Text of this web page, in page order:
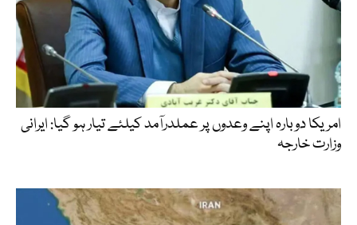
امریکا دوبارہ اپنے وعدوں پر عملدرآمد کیلئے تیار ہو گیا: ایرانی
وزارت خارجہ